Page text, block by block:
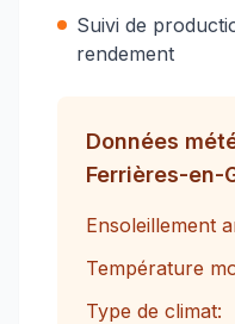
Suivi de
rendement
Données
Ferrières-en-
Ensoleillement
Température
Type de climat: